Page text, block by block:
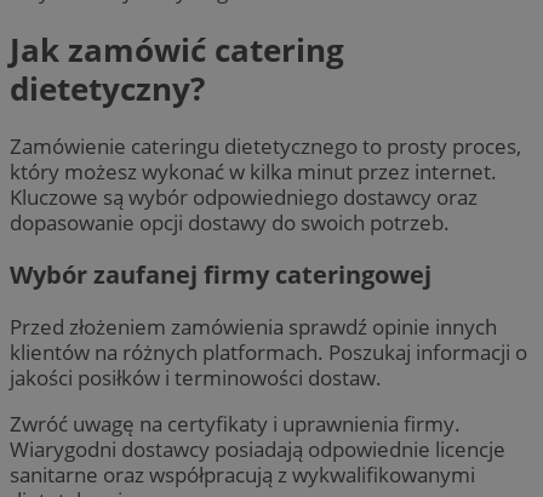
Jak zamówić catering
dietetyczny?
Zamówienie cateringu dietetycznego to prosty proces,
który możesz wykonać w kilka minut przez internet.
Kluczowe są wybór odpowiedniego dostawcy oraz
dopasowanie opcji dostawy do swoich potrzeb.
Wybór zaufanej firmy cateringowej
Przed złożeniem zamówienia sprawdź opinie innych
klientów na różnych platformach. Poszukaj informacji o
jakości posiłków i terminowości dostaw.
Zwróć uwagę na certyfikaty i uprawnienia firmy.
Wiarygodni dostawcy posiadają odpowiednie licencje
sanitarne oraz współpracują z wykwalifikowanymi